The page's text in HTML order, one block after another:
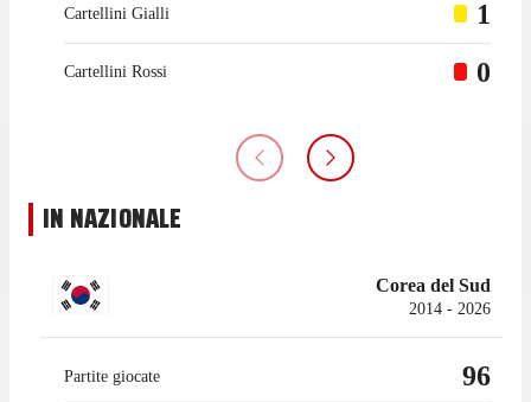
Cartellini Gialli 1
Cartellini Rossi 0
IN NAZIONALE
Corea del Sud
2014 - 2026
Partite giocate 96